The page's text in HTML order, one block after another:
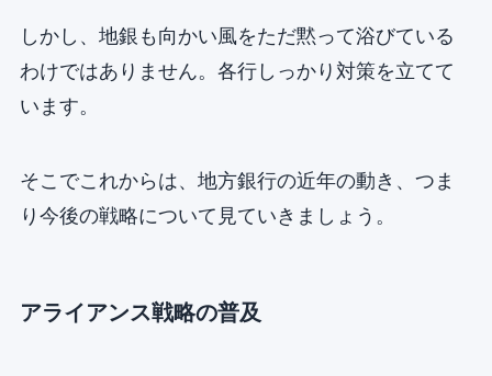
しかし、地銀も向かい風をただ黙って浴びている
わけではありません。各行しっかり対策を立てて
います。
そこでこれからは、地方銀行の近年の動き、つま
り今後の戦略について見ていきましょう。
アライアンス戦略の普及